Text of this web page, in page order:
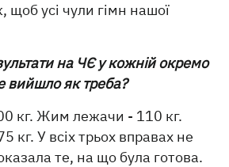
щоб усі чули гімн нашої
на ЧЄ у кожній окремо
вийшло як треба?
кг. Жим лежачи - 110 кг.
кг. У всіх трьох вправах не
те, на що була готова.